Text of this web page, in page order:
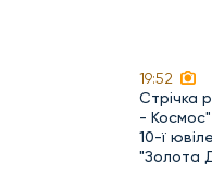
19:52
Стрічка
-
10-ї
"Золота